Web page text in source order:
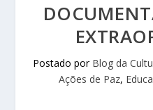
Postado por Blog da
Ações de Paz,